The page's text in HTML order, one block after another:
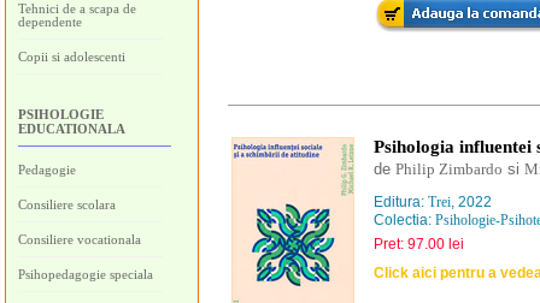
Tehnici de a scapa de
dependente
Copii si adolescenti
PSIHOLOGIE
EDUCATIONALA
Pedagogie
Consiliere scolara
Consiliere vocationala
Psihopedagogie speciala
Psihologia influentei
de Philip Zimbardo si
Editura: Trei, 2022
Colectia: Psihologie-
Pret: 97.00 lei
Click aici pentru a